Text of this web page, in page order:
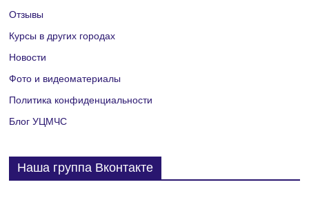
М
е
р
о
р
Отзывы
Курсы в других городах
Новости
Фото и видеоматериалы
Политика конфиденциальности
Блог УЦМЧС
Наша группа Вконтакте